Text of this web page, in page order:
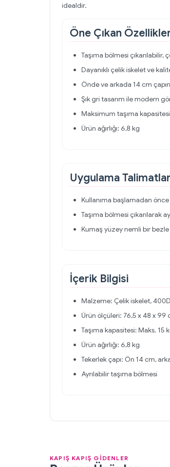
idealdir.
Öne Çıkan
Taşıma bölmesi çıkarılabilir,
Dayanıklı çelik iskelet ve
Önde ve arkada 14 cm
Şık gri tasarım ile modern
Maksimum taşıma
Ürün ağırlığı: 6,8 kg
Uygulama
Kullanıma başlamadan
Taşıma bölmesi çıkarılarak
Kumaş yüzey nemli bir
İçerik Bilgisi
Malzeme: Çelik iskelet,
Ürün ölçüleri: 76,5 x 48 x 99
Taşıma kapasitesi: Maks. 15
Ürün ağırlığı: 6,8 kg
Tekerlek çapı: Ön 14 cm,
Ayrılabilir taşıma bölmesi
KAPIŞ KAPIŞ GİDENLER